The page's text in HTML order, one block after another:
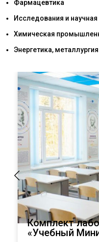
Фармацевтика
Исследования и
Химическая
Энергетика,
Комплект
«Учебный